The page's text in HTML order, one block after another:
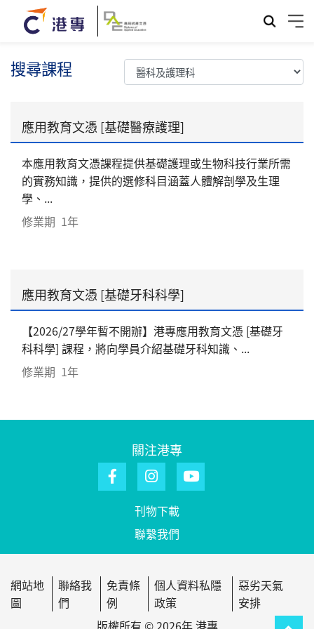
搜尋課程
應用教育文憑 [基礎醫療護理]
本應用教育文憑課程提供基礎護理或生物科技行業所需
的實務知識，提供的選修科目涵蓋人體解剖學及生理
學、...
修業期 1年
應用教育文憑 [基礎牙科科學]
【2026/27學年暫不開辦】港專應用教育文憑 [基礎牙
科科學] 課程，將向學員介紹基礎牙科知識、...
修業期 1年
關注港專
刊物下載
聯繫我們
網站地
圖
聯絡我
們
免責條
例
個人資料私隱
政策
惡劣天氣
安排
版權所有 © 2026年 港專